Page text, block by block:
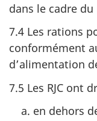
dans le cadre du
7.4 Les rations
conformément
d’alimentation
7.5 Les RJC ont
en dehors